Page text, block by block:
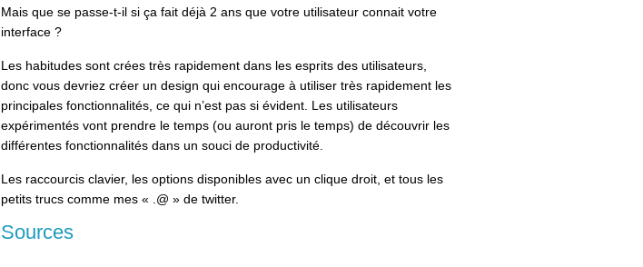
Mais que se passe-t-il si ça fait déjà 2 ans que votre utilisateur connait votre
interface ?
Les habitudes sont crées très rapidement dans les esprits des utilisateurs,
donc vous devriez créer un design qui encourage à utiliser très rapidement les
principales fonctionnalités, ce qui n’est pas si évident. Les utilisateurs
expérimentés vont prendre le temps (ou auront pris le temps) de découvrir les
différentes fonctionnalités dans un souci de productivité.
Les raccourcis clavier, les options disponibles avec un clique droit, et tous les
petits trucs comme mes « .@ » de twitter.
Sources